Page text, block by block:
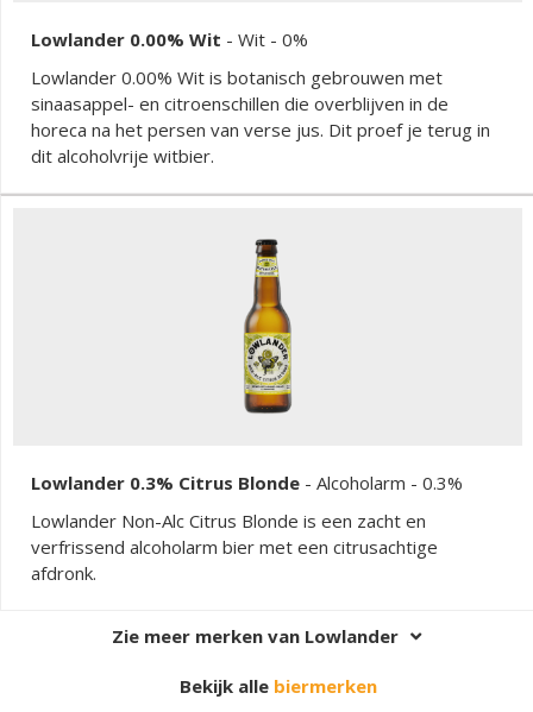
Lowlander 0.00% Wit - Wit - 0%
Lowlander 0.00% Wit is botanisch gebrouwen met
sinaasappel- en citroenschillen die overblijven in de
horeca na het persen van verse jus. Dit proef je terug in
dit alcoholvrije witbier.
Lowlander 0.3% Citrus Blonde - Alcoholarm - 0.3%
Lowlander Non-Alc Citrus Blonde is een zacht en
verfrissend alcoholarm bier met een citrusachtige
afdronk.
Zie meer merken van Lowlander
Bekijk alle biermerken